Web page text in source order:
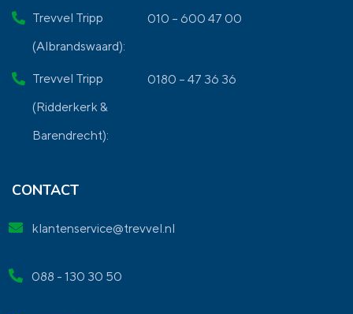
Trevvel Tripp
(Albrandswaard):
010 – 600 47 00
Trevvel Tripp
(Ridderkerk &
Barendrecht):
0180 – 47 36 36
CONTACT
klantenservice@trevvel.nl
088 - 130 30 50